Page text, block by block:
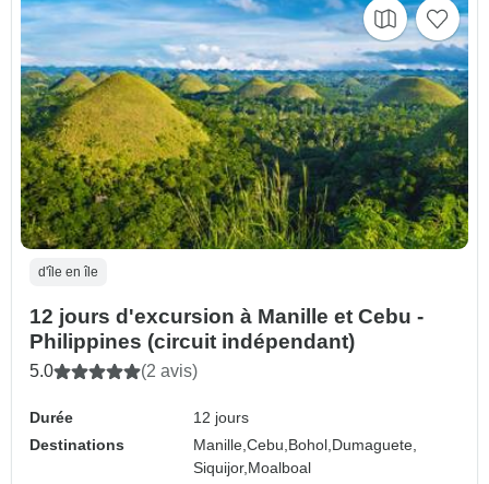
d'île en île
12 jours d'excursion à Manille et Cebu -
Philippines (circuit indépendant)
5.0 (2 avis)
Durée
12 jours
Destinations
Manille,Cebu, Bohol, Dumaguete,
Siquijor, Moalboal